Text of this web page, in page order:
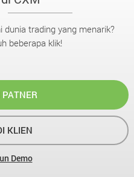
trading yang menarik?
beberapa klik!
KLIEN
Demo